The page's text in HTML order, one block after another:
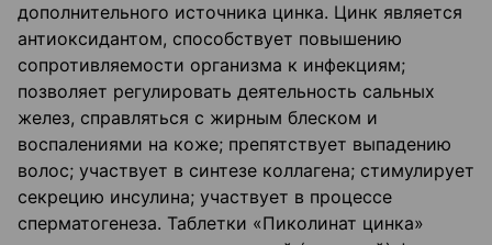
дополнительного источника цинка. Цинк является
антиоксидантом, способствует повышению
сопротивляемости организма к инфекциям;
позволяет регулировать деятельность сальных
желез, справляться с жирным блеском и
воспалениями на коже; препятствует выпадению
волос; участвует в синтезе коллагена; стимулирует
секрецию инсулина; участвует в процессе
сперматогенеза. Таблетки «Пиколинат цинка»